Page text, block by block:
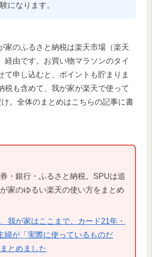
になります。
家のふるさと納税は楽天市場（楽天
経由です。お買い物マラソンのタイ
て申し込むと、ポイントも貯まりま
税も含めて、我が家が楽天で使って
。全体のまとめはこちらの記事に書
・銀行・ふるさと納税。SPUは追
家のゆるい楽天の使い方をまとめ
我が家はここまで。カード21年・
婦が「実際に使っているものだ
とめました